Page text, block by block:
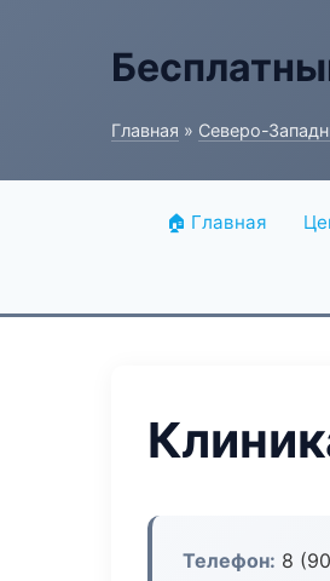
Главная » Северо-
🏠 Главная
Телефон: 8